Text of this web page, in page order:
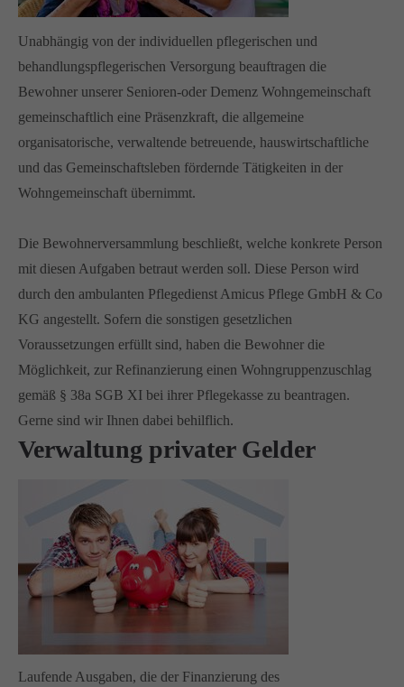
Unabhängig von der individuellen pflegerischen und
behandlungspflegerischen Versorgung beauftragen die
Bewohner unserer Senioren-oder Demenz Wohngemeinschaft
gemeinschaftlich eine Präsenzkraft, die allgemeine
organisatorische, verwaltende betreuende, hauswirtschaftliche
und das Gemeinschaftsleben fördernde Tätigkeiten in der
Wohngemeinschaft übernimmt.
Die Bewohnerversammlung beschließt, welche konkrete Person
mit diesen Aufgaben betraut werden soll. Diese Person wird
durch den ambulanten Pflegedienst Amicus Pflege GmbH & Co
KG angestellt. Sofern die sonstigen gesetzlichen
Voraussetzungen erfüllt sind, haben die Bewohner die
Möglichkeit, zur Refinanzierung einen Wohngruppenzuschlag
gemäß § 38a SGB XI bei ihrer Pflegekasse zu beantragen.
Gerne sind wir Ihnen dabei behilflich.
Verwaltung privater Gelder
Laufende Ausgaben, die der Finanzierung des